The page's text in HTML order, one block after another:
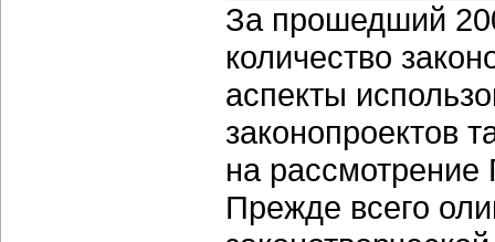
За прошедший
количество
аспекты
законопроектов
на
Прежде всего